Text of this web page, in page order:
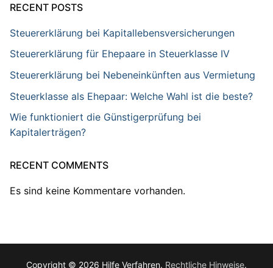
RECENT POSTS
Steuererklärung bei Kapitallebensversicherungen
Steuererklärung für Ehepaare in Steuerklasse IV
Steuererklärung bei Nebeneinkünften aus Vermietung
Steuerklasse als Ehepaar: Welche Wahl ist die beste?
Wie funktioniert die Günstigerprüfung bei
Kapitalerträgen?
RECENT COMMENTS
Es sind keine Kommentare vorhanden.
Copyright © 2026 Hilfe Verfahren. Rechtliche Hinweise.